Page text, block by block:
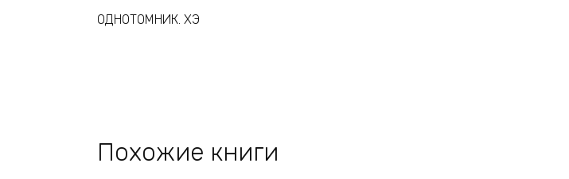
ОДНОТОМНИК. ХЭ
Похожие книги